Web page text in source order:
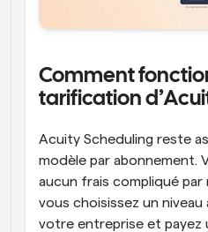
Comment
tarification
Acuity Scheduling reste
modèle par abonnement.
aucun frais compliqué par
vous choisissez un niveau
votre entreprise et payez